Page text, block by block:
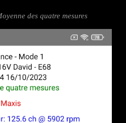
des quatre mesures